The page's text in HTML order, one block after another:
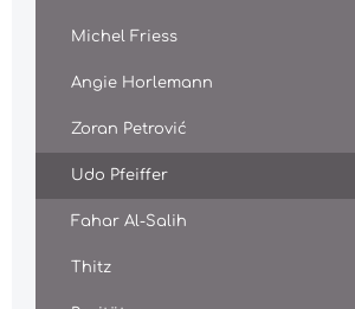
Michel Friess
Angie Horlemann
Zoran Petrović
Udo Pfeiffer
Fahar Al-Salih
Thitz